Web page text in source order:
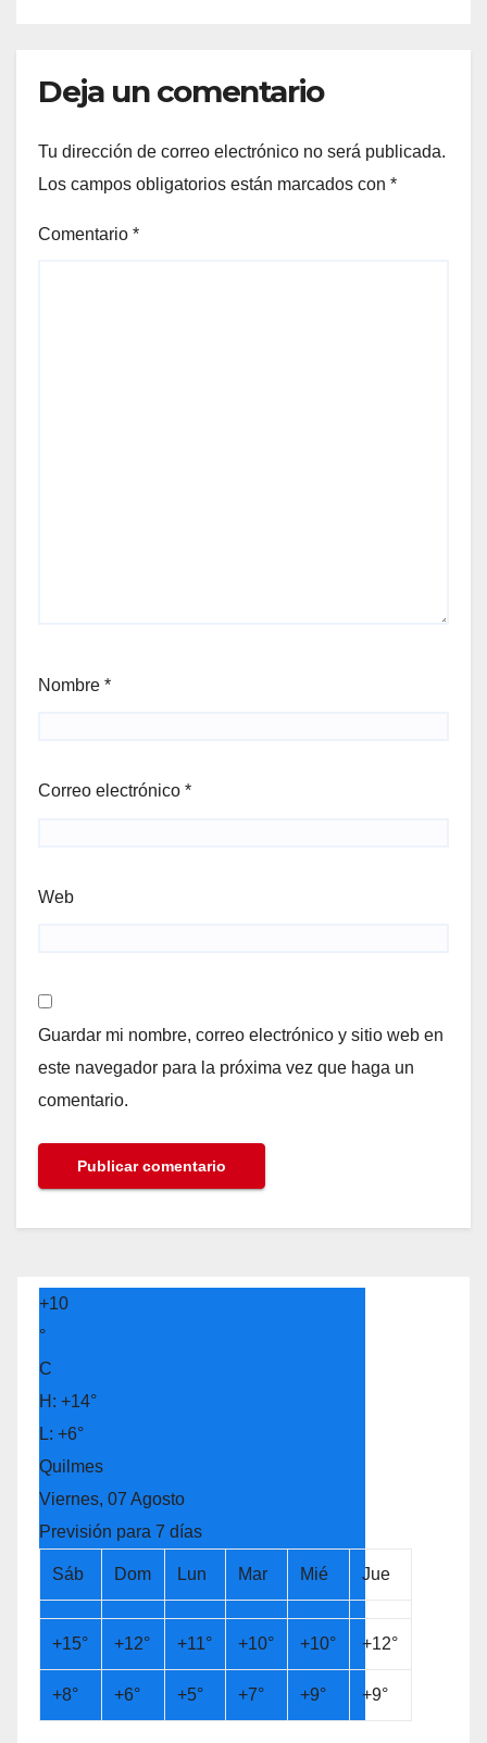
Deja un comentario
Tu dirección de correo electrónico no será publicada.
Los campos obligatorios están marcados con *
Comentario *
Nombre *
Correo electrónico *
Web
Guardar mi nombre, correo electrónico y sitio web en
este navegador para la próxima vez que haga un
comentario.
+10
°
C
H: +14°
L: +6°
Quilmes
Viernes, 07 Agosto
Previsión para 7 días
Sáb Dom Lun Mar Mié Jue
+15° +12° +11° +10° +10° +12°
+8° +6° +5° +7° +9° +9°